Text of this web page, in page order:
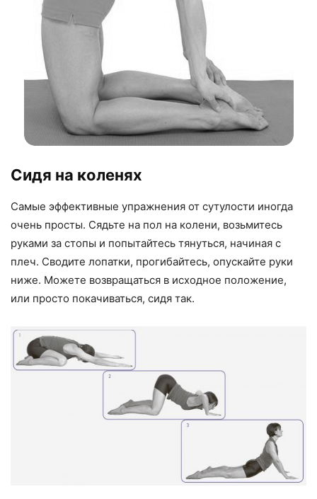
Сидя на коленях
Самые эффективные упражнения от сутулости иногда
очень просты. Сядьте на пол на колени, возьмитесь
руками за стопы и попытайтесь тянуться, начиная с
плеч. Сводите лопатки, прогибайтесь, опускайте руки
ниже. Можете возвращаться в исходное положение,
или просто покачиваться, сидя так.